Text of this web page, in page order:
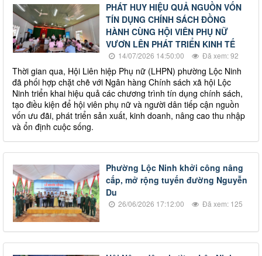
PHÁT HUY HIỆU QUẢ NGUỒN VỐN
TÍN DỤNG CHÍNH SÁCH ĐỒNG
HÀNH CÙNG HỘI VIÊN PHỤ NỮ
VƯƠN LÊN PHÁT TRIỂN KINH TẾ
14/07/2026 14:50:00 Đã xem: 92
Thời gian qua, Hội Liên hiệp Phụ nữ (LHPN) phường Lộc Ninh
đã phối hợp chặt chẽ với Ngân hàng Chính sách xã hội Lộc
Ninh triển khai hiệu quả các chương trình tín dụng chính sách,
tạo điều kiện để hội viên phụ nữ và người dân tiếp cận nguồn
vốn ưu đãi, phát triển sản xuất, kinh doanh, nâng cao thu nhập
và ổn định cuộc sống.
Phường Lộc Ninh khởi công nâng
cấp, mở rộng tuyến đường Nguyễn
Du
26/06/2026 17:12:00 Đã xem: 125